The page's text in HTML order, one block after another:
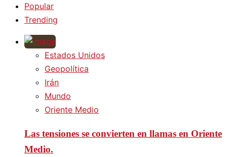
Popular
Trending
Estados Unidos
Geopolítica
Irán
Mundo
Oriente Medio
Las tensiones se convierten en llamas en Oriente
Medio.